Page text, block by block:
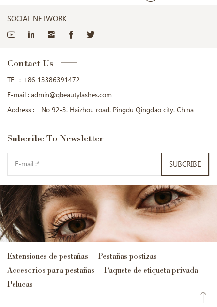
SOCIAL NETWORK
Contact Us
TEL : +86 13386391472
E-mail : admin@qbeautylashes.com
Address :
No 92-3. Haizhou road. Pingdu Qingdao city. China
Subcribe To Newsletter
SUBCRIBE
Extensiones de pestañas
Pestañas postizas
Accesorios para pestañas
Paquete de etiqueta privada
Pelucas